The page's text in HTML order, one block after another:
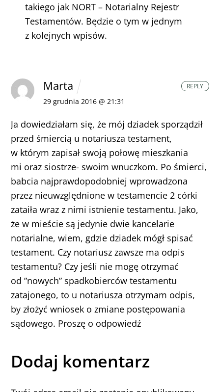
takiego jak NORT – Notarialny Rejestr
Testamentów. Będzie o tym w jednym
z kolejnych wpisów.
Marta
29 grudnia 2016 @ 21:31
Ja dowiedziałam się, że mój dziadek sporządził
przed śmiercią u notariusza testament,
w którym zapisał swoją połowę mieszkania
mi oraz siostrze- swoim wnuczkom. Po śmierci,
babcia najprawdopodobniej wprowadzona
przez nieuwzględnione w testamencie 2 córki
zataiła wraz z nimi istnienie testamentu. Jako,
że w mieście są jedynie dwie kancelarie
notarialne, wiem, gdzie dziadek mógł spisać
testament. Czy notariusz zawsze ma odpis
testamentu? Czy jeśli nie mogę otrzymać
od ”nowych” spadkobierców testamentu
zatajonego, to u notariusza otrzymam odpis,
by złożyć wniosek o zmiane postępowania
sądowego. Proszę o odpowiedź
REPLY
Dodaj komentarz